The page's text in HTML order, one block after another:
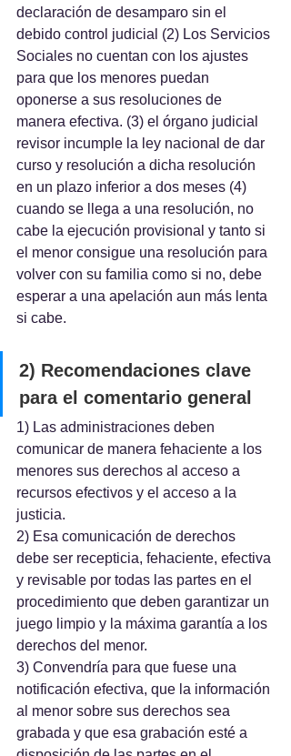
declaración de desamparo sin el
debido control judicial (2) Los Servicios
Sociales no cuentan con los ajustes
para que los menores puedan
oponerse a sus resoluciones de
manera efectiva. (3) el órgano judicial
revisor incumple la ley nacional de dar
curso y resolución a dicha resolución
en un plazo inferior a dos meses (4)
cuando se llega a una resolución, no
cabe la ejecución provisional y tanto si
el menor consigue una resolución para
volver con su familia como si no, debe
esperar a una apelación aun más lenta
si cabe.
2) Recomendaciones clave
para el comentario general
1) Las administraciones deben
comunicar de manera fehaciente a los
menores sus derechos al acceso a
recursos efectivos y el acceso a la
justicia.
2) Esa comunicación de derechos
debe ser recepticia, fehaciente, efectiva
y revisable por todas las partes en el
procedimiento que deben garantizar un
juego limpio y la máxima garantía a los
derechos del menor.
3) Convendría para que fuese una
notificación efectiva, que la información
al menor sobre sus derechos sea
grabada y que esa grabación esté a